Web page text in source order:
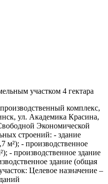
участком 4 гектара
комплекс,
ул. Академика Красина,
Экономической
строений: - здание
м²); - производственное
- производственное здание
здание (общая
Целевое назначение –